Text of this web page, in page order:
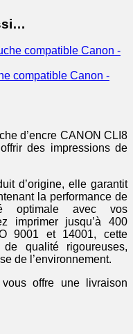
compatible Canon -
d’encre CANON CLI8
des impressions de
d’origine, elle garantit
la performance de
optimale avec vos
imprimer jusqu’à 400
9001 et 14001, cette
qualité rigoureuses,
de l’environnement.
offre une livraison